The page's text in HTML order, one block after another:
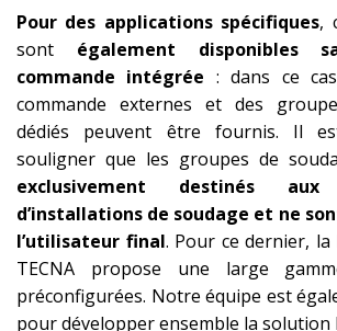
Pour des applications spécifiques,
sont également disponibles
commande intégrée : dans ce
commande externes et des
dédiés peuvent être fournis. Il
souligner que les groupes de
exclusivement destinés aux
d’installations de soudage et ne
l’utilisateur final. Pour ce dernier,
TECNA propose une large
préconfigurées. Notre équipe est
pour développer ensemble la solution